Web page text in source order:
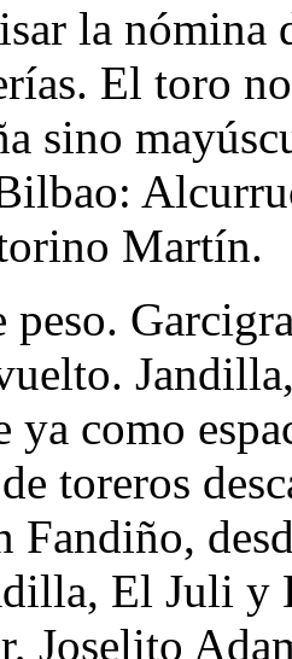
la nómina
El toro
sino
Martín.
peso.
ya como
toreros
Fandiño,
El Juli y
Joselito